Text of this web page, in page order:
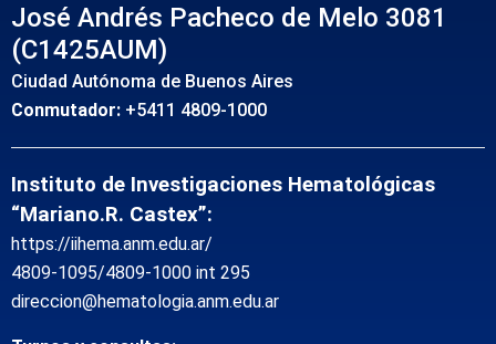
José Andrés Pacheco de Melo 3081
(C1425AUM)
Ciudad Autónoma de Buenos Aires
Conmutador: +5411 4809-1000
Instituto de Investigaciones Hematológicas
“Mariano.R. Castex”:
https://iihema.anm.edu.ar/
4809-1095/4809-1000 int 295
direccion@hematologia.anm.edu.ar